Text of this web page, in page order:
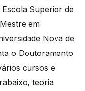
Superior de
em
Nova de
o Doutoramento
cursos e
teoria